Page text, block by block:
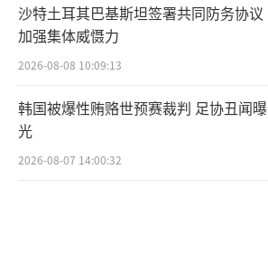
沙特土耳其巴基斯坦签署共同防务协议
加强集体威慑力
2026-08-08 10:09:13
韩国被爆性贿赂世预赛裁判 足协丑闻曝
光
2026-08-07 14:00:32